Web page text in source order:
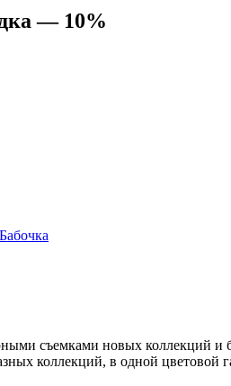
— 10%
Бабочка
съемками новых коллекций и
коллекций, в одной